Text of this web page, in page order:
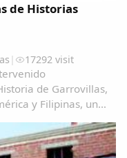
de Historias
| 17292 visit
de Garrovillas,
y Filipinas, una
una...